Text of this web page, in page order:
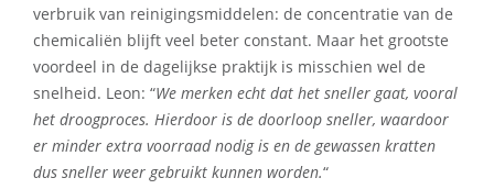
verbruik van reinigingsmiddelen: de concentratie van de
chemicaliën blijft veel beter constant. Maar het grootste
voordeel in de dagelijkse praktijk is misschien wel de
snelheid. Leon: “We merken echt dat het sneller gaat, vooral
het droogproces. Hierdoor is de doorloop sneller, waardoor
er minder extra voorraad nodig is en de gewassen kratten
dus sneller weer gebruikt kunnen worden.“